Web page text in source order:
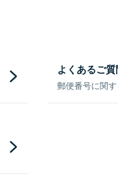
よくあるご
郵便番号に関